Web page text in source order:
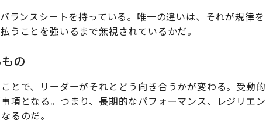
ランスシートを持っている。唯一の違いは、それが規律を
うことを強いるまで無視されているかだ。
の
とで、リーダーがそれとどう向き合うかが変わる。受動的
項となる。つまり、長期的なパフォーマンス、レジリエン
るのだ。